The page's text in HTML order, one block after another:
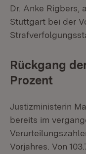
Dr. Anke Rigbers,
Stuttgart bei der
Rückgang
Prozent
Justizministerin
bereits im
Vorjahres. Von